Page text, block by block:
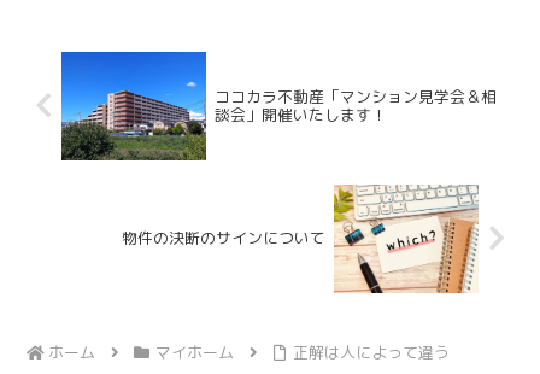
ココカラ不動産「マンション見学会＆相
談会」開催いたします！
物件の決断のサインについて
ホーム マイホーム 正解は人によって違う